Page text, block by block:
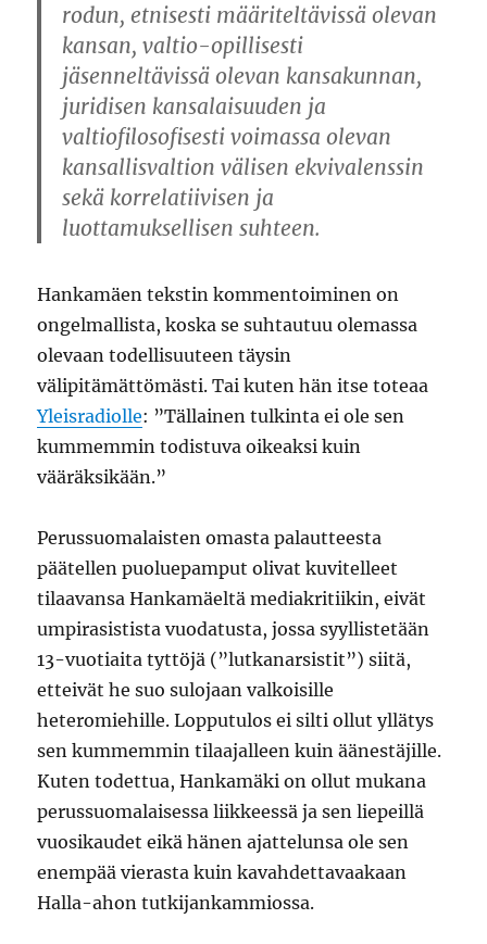
rodun, etnisesti määriteltävissä olevan
kansan, valtio-opillisesti
jäsenneltävissä olevan kansakunnan,
juridisen kansalaisuuden ja
valtiofilosofisesti voimassa olevan
kansallisvaltion välisen ekvivalenssin
sekä korrelatiivisen ja
luottamuksellisen suhteen.
Hankamäen tekstin kommentoiminen on
ongelmallista, koska se suhtautuu olemassa
olevaan todellisuuteen täysin
välipitämättömästi. Tai kuten hän itse toteaa
Yleisradiolle: ”Tällainen tulkinta ei ole sen
kummemmin todistuva oikeaksi kuin
vääräksikään.”
Perussuomalaisten omasta palautteesta
päätellen puoluepamput olivat kuvitelleet
tilaavansa Hankamäeltä mediakritiikin, eivät
umpirasistista vuodatusta, jossa syyllistetään
13-vuotiaita tyttöjä (”lutkanarsistit”) siitä,
etteivät he suo sulojaan valkoisille
heteromiehille. Lopputulos ei silti ollut yllätys
sen kummemmin tilaajalleen kuin äänestäjille.
Kuten todettua, Hankamäki on ollut mukana
perussuomalaisessa liikkeessä ja sen liepeillä
vuosikaudet eikä hänen ajattelunsa ole sen
enempää vierasta kuin kavahdettavaakaan
Halla-ahon tutkijankammiossa.